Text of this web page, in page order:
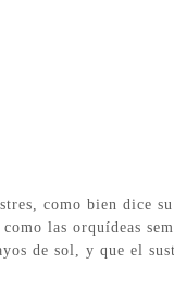
como bien dice
las orquídeas
de sol, y que el